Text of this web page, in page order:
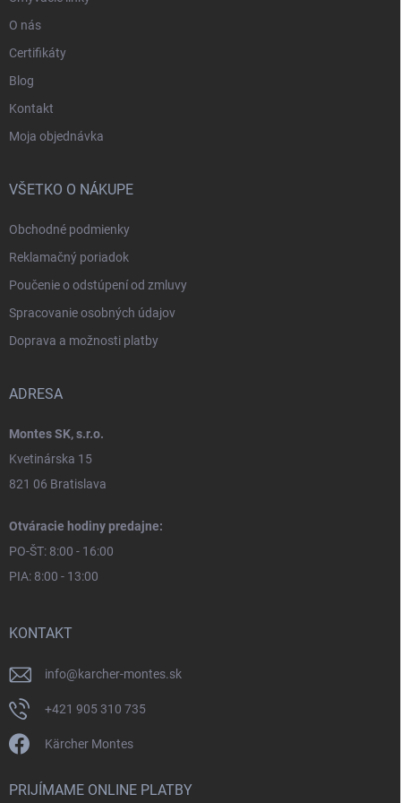
O nás
Certifikáty
Blog
Kontakt
Moja objednávka
VŠETKO O NÁKUPE
Obchodné podmienky
Reklamačný poriadok
Poučenie o odstúpení od zmluvy
Spracovanie osobných údajov
Doprava a možnosti platby
ADRESA
Montes SK, s.r.o.
Kvetinárska 15
821 06 Bratislava
Otváracie hodiny predajne:
PO-ŠT: 8:00 - 16:00
PIA: 8:00 - 13:00
KONTAKT
info@karcher-montes.sk
+421 905 310 735
Kärcher Montes
PRIJÍMAME ONLINE PLATBY